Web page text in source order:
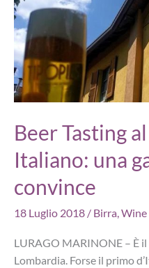
Beer Tasting
Italiano: una
convince
18 Luglio 2018 / Birra,Wine
LURAGO MARINONE – È
Lombardia. Forse il primo